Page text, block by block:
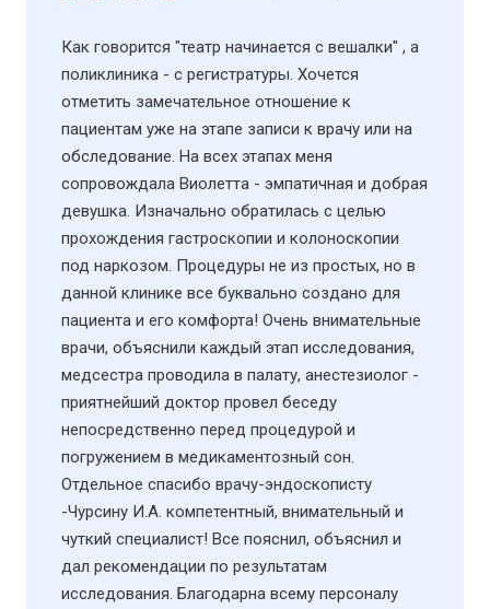
Как говорится "театр начинается с вешалки" , а
поликлиника - с регистратуры. Хочется
отметить замечательное отношение к
пациентам уже на этапе записи к врачу или на
обследование. На всех этапах меня
сопровождала Виолетта - эмпатичная и добрая
девушка. Изначально обратилась с целью
прохождения гастроскопии и колоноскопии
под наркозом. Процедуры не из простых, но в
данной клинике все буквально создано для
пациента и его комфорта! Очень внимательные
врачи, объяснили каждый этап исследования,
медсестра проводила в палату, анестезиолог -
приятнейший доктор провел беседу
непосредственно перед процедурой и
погружением в медикаментозный сон.
Отдельное спасибо врачу-эндоскописту
-Чурсину И.А. компетентный, внимательный и
чуткий специалист! Все пояснил, объяснил и
дал рекомендации по результатам
исследования. Благодарна всему персоналу